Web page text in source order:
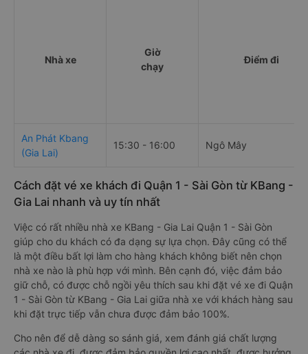
Nhà xe
Giờ
chạy
Điểm đi
An Phát Kbang
(Gia Lai)
15:30 - 16:00 Ngô Mây
Cách đặt vé xe khách đi Quận 1 - Sài Gòn từ KBang -
Gia Lai nhanh và uy tín nhất
Việc có rất nhiều nhà xe KBang - Gia Lai Quận 1 - Sài Gòn
giúp cho du khách có đa dạng sự lựa chọn. Đây cũng có thể
là một điều bất lợi làm cho hàng khách không biết nên chọn
nhà xe nào là phù hợp với mình. Bên cạnh đó, việc đảm bảo
giữ chỗ, có được chỗ ngồi yêu thích sau khi đặt vé xe đi Quận
1 - Sài Gòn từ KBang - Gia Lai giữa nhà xe với khách hàng sau
khi đặt trực tiếp vẫn chưa được đảm bảo 100%.
Cho nên để dễ dàng so sánh giá, xem đánh giá chất lượng